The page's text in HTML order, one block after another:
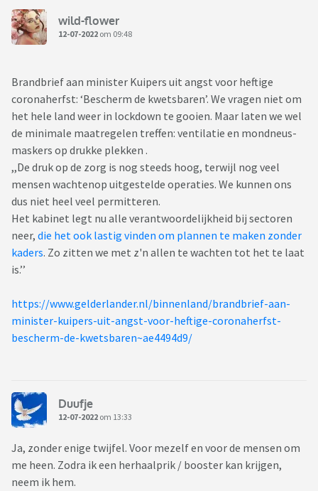
wild-flower
12-07-2022 om 09:48
Brandbrief aan minister Kuipers uit angst voor heftige
coronaherfst: ‘Bescherm de kwetsbaren’. We vragen niet om
het hele land weer in lockdown te gooien. Maar laten we wel
de minimale maatrege­len treffen: ventilatie en mondneus­
mas­kers op drukke plekken .
,,De druk op de zorg is nog steeds hoog, terwijl nog veel
mensen wachtenop uitgestelde operaties. We kunnen ons
dus niet heel veel permitteren.
Het kabinet legt nu alle verantwoordelijkheid bij sectoren
neer, die het ook lastig vinden om plannen te maken zonder
kaders. Zo zitten we met z'n allen te wachten tot het te laat
is.’’
https://www.gelderlander.nl/binnenland/brandbrief-aan-
minister-kuipers-uit-angst-voor-heftige-coronaherfst-
bescherm-de-kwetsbaren~ae4494d9/
Duufje
12-07-2022 om 13:33
Ja, zonder enige twijfel. Voor mezelf en voor de mensen om
me heen. Zodra ik een herhaalprik / booster kan krijgen,
neem ik hem.